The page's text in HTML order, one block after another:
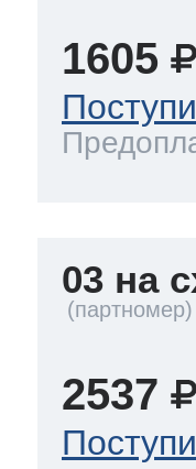
1605
03 на
2537